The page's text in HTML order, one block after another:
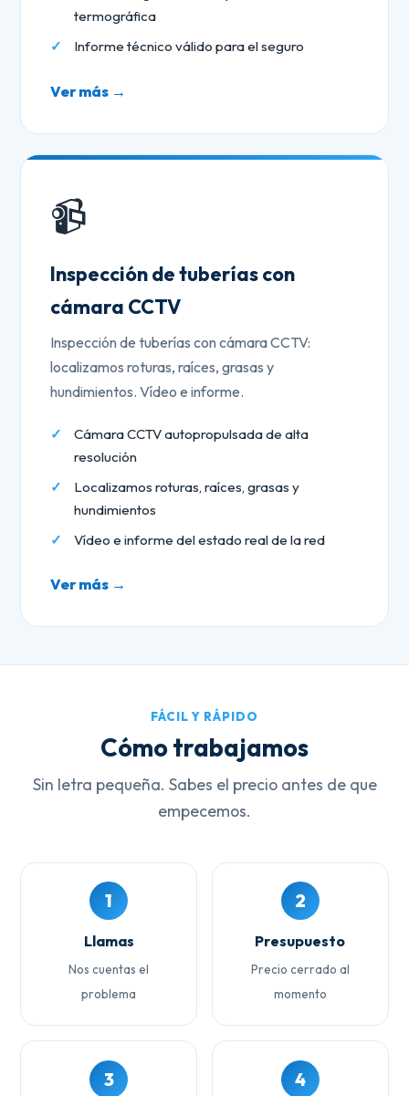
termográfica
Informe técnico válido para el seguro
Ver más →
📹
Inspección de tuberías con
cámara CCTV
Inspección de tuberías con cámara CCTV:
localizamos roturas, raíces, grasas y
hundimientos. Vídeo e informe.
Cámara CCTV autopropulsada de alta
resolución
Localizamos roturas, raíces, grasas y
hundimientos
Vídeo e informe del estado real de la red
Ver más →
FÁCIL Y RÁPIDO
Cómo trabajamos
Sin letra pequeña. Sabes el precio antes de que
empecemos.
1
Llamas
Nos cuentas el
problema
2
Presupuesto
Precio cerrado al
momento
3 4